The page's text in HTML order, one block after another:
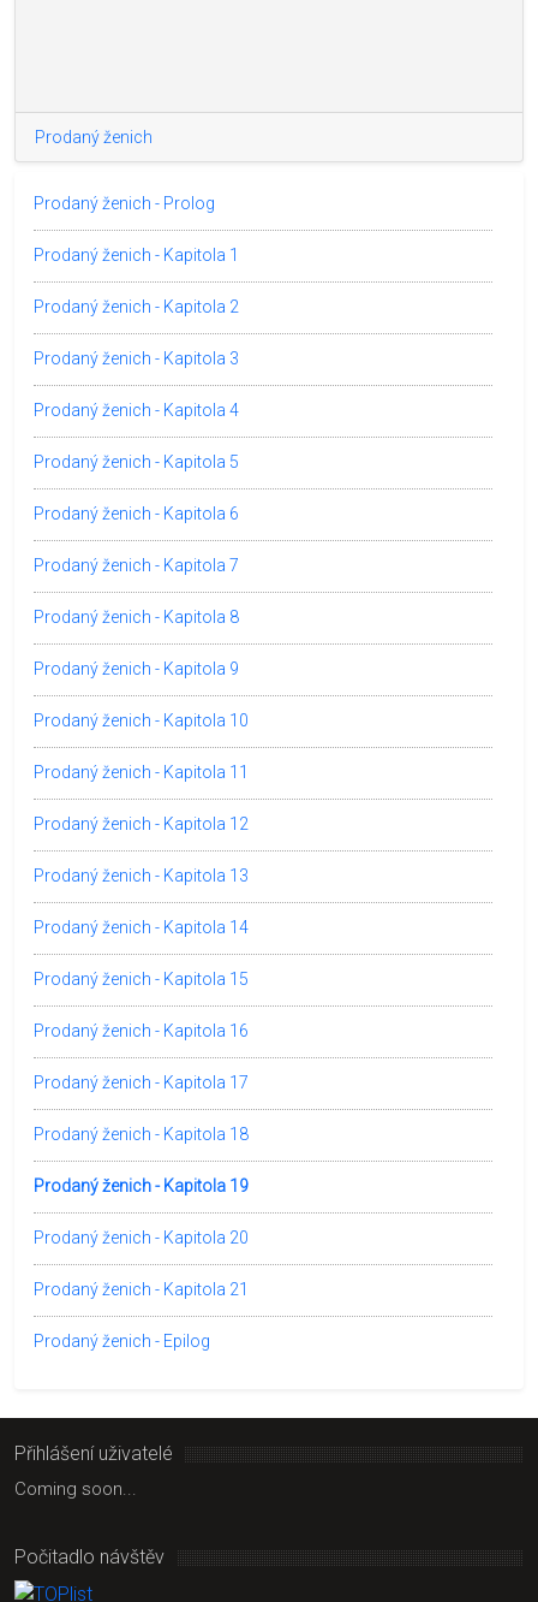
Prodaný ženich
Prodaný ženich - Prolog
Prodaný ženich - Kapitola 1
Prodaný ženich - Kapitola 2
Prodaný ženich - Kapitola 3
Prodaný ženich - Kapitola 4
Prodaný ženich - Kapitola 5
Prodaný ženich - Kapitola 6
Prodaný ženich - Kapitola 7
Prodaný ženich - Kapitola 8
Prodaný ženich - Kapitola 9
Prodaný ženich - Kapitola 10
Prodaný ženich - Kapitola 11
Prodaný ženich - Kapitola 12
Prodaný ženich - Kapitola 13
Prodaný ženich - Kapitola 14
Prodaný ženich - Kapitola 15
Prodaný ženich - Kapitola 16
Prodaný ženich - Kapitola 17
Prodaný ženich - Kapitola 18
Prodaný ženich - Kapitola 19
Prodaný ženich - Kapitola 20
Prodaný ženich - Kapitola 21
Prodaný ženich - Epilog
Přihlášení uživatelé
Coming soon...
Počitadlo návštěv